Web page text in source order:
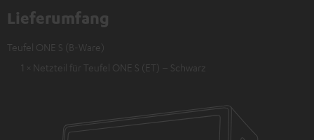
Lieferumfang
Teufel ONE S (B-Ware)
1 × Netzteil für Teufel ONE S (ET) – Schwarz